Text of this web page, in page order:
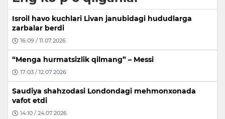
Isroil havo kuchlari Livan janubidagi hududlarga
zarbalar berdi
16:09 / 11.07.2026
“Menga hurmatsizlik qilmang” – Messi
17:03 / 12.07.2026
Saudiya shahzodasi Londondagi mehmonxonada
vafot etdi
14:10 / 24.07.2026